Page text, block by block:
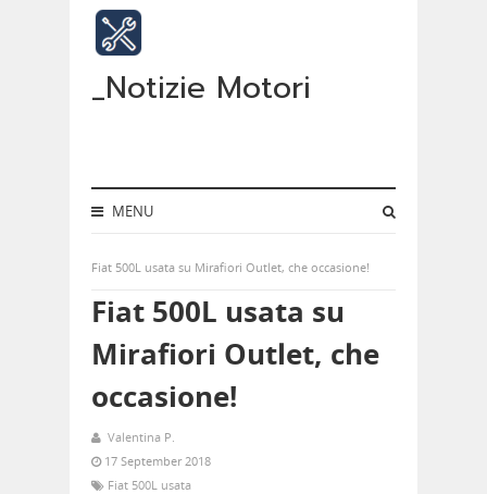
_Notizie Motori
MENU
Fiat 500L usata su Mirafiori Outlet, che occasione!
Fiat 500L usata su
Mirafiori Outlet, che
occasione!
Valentina P.
17 September 2018
Fiat 500L usata